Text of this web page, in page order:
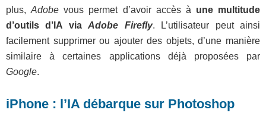
plus,Adobe vous permet d’avoir accès à une multitude
d’outils d’IA viaAdobe Firefly. L’utilisateur peut ainsi
facilement supprimer ou ajouter des objets, d’une manière
similaire à certaines applications déjà proposées par
Google.
iPhone : l’IA débarque sur Photoshop